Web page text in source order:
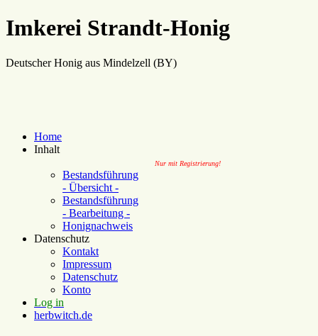
Imkerei Strandt-Honig
Deutscher Honig aus Mindelzell (BY)
Home
Inhalt
Nur mit Registrierung!
Bestandsführung
- Übersicht -
Bestandsführung
- Bearbeitung -
Honignachweis
Datenschutz
Kontakt
Impressum
Datenschutz
Konto
Log in
herbwitch.de